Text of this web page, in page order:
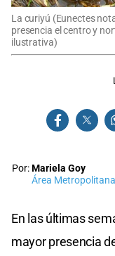
La curiyú (Eunectes
presencia el centro y
ilustrativa)
Por:Mariela Goy
Área
En las últimas
mayor presencia